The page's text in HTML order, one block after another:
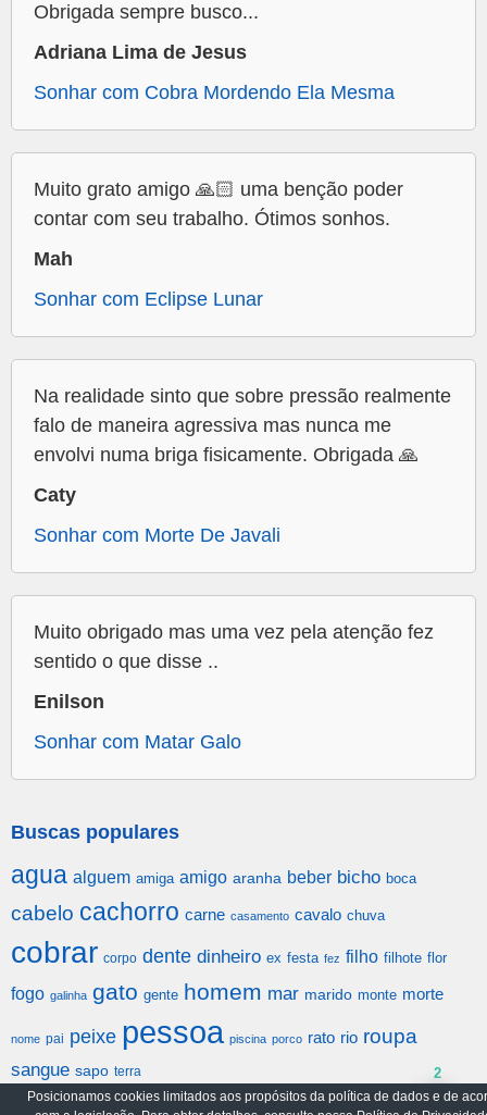
Obrigada sempre busco...
Adriana Lima de Jesus
Sonhar com Cobra Mordendo Ela Mesma
Muito grato amigo 🙏🏻 uma benção poder
contar com seu trabalho. Ótimos sonhos.
Mah
Sonhar com Eclipse Lunar
Na realidade sinto que sobre pressão realmente
falo de maneira agressiva mas nunca me
envolvi numa briga fisicamente. Obrigada 🙏
Caty
Sonhar com Morte De Javali
Muito obrigado mas uma vez pela atenção fez
sentido o que disse ..
Enilson
Sonhar com Matar Galo
Buscas populares
agua alguem amiga amigo aranha beber bicho boca
cabelo cachorro carne casamento cavalo chuva
cobrar corpo dente dinheiro ex festa fez filho filhote flor
fogo galinha gato gente homem mar marido monte morte
nome pai peixe pessoa piscina porco rato rio roupa
sangue sapo terra
Posicionamos cookies limitados aos propósitos da política de dados e de
2